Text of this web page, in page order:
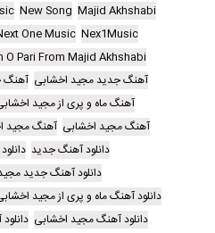
Majid Akhshabi
New Song
Nex1Music
One Music
O Pari From Majid Akhshabi
آهنگ جدید مجید اخشابی آهنگ
آهنگ ماه و پری از مجید
آهنگ مجید اخشابی آهنگ مجید
دانلود آهنگ جدید
دانلود آهنگ جدید
دانلود آهنگ ماه و پری از مجید
دانلود آهنگ مجید اخشابی